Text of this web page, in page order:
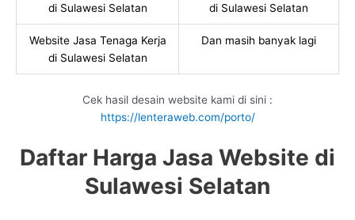
di Sulawesi Selatan
di Sulawesi Selatan
Website Jasa Tenaga Kerja
di Sulawesi Selatan
Dan masih banyak lagi
Cek hasil desain website kami di sini :
https://lenteraweb.com/porto/
Daftar Harga Jasa Website di
Sulawesi Selatan